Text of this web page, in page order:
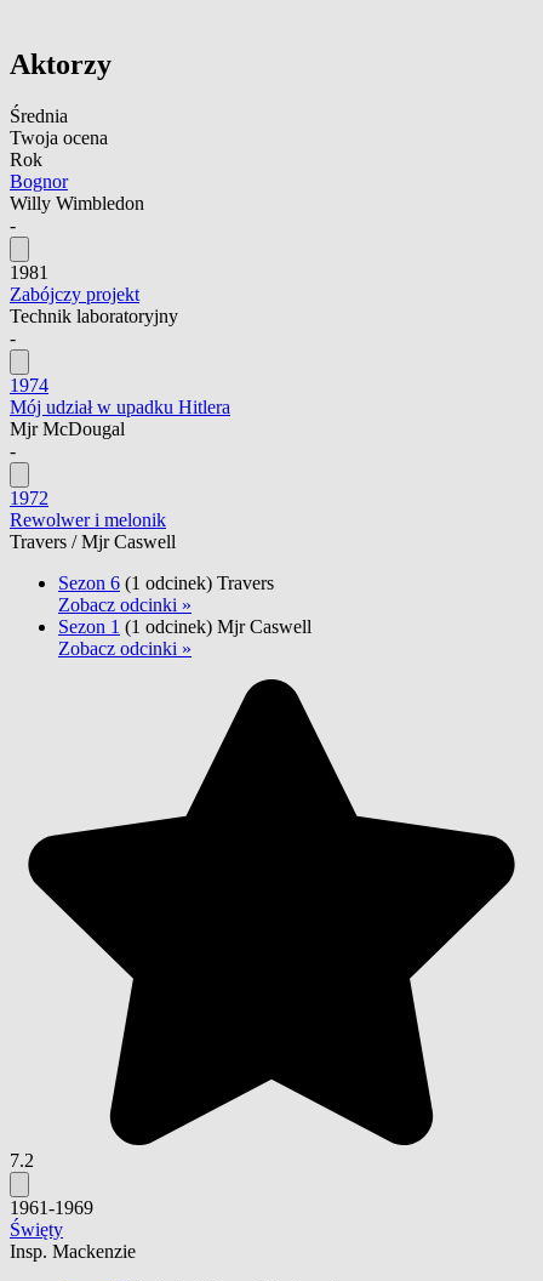
Aktorzy
Średnia
Twoja ocena
Rok
Bognor
Willy Wimbledon
-
1981
Zabójczy projekt
Technik laboratoryjny
-
1974
Mój udział w upadku Hitlera
Mjr McDougal
-
1972
Rewolwer i melonik
Travers / Mjr Caswell
Sezon 6 (1 odcinek) Travers
Zobacz odcinki »
Sezon 1 (1 odcinek) Mjr Caswell
Zobacz odcinki »
7.2
1961-1969
Święty
Insp. Mackenzie